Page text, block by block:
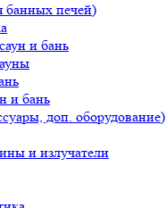
банных печей)
и бань
и бань
доп. оборудование)
и излучатели